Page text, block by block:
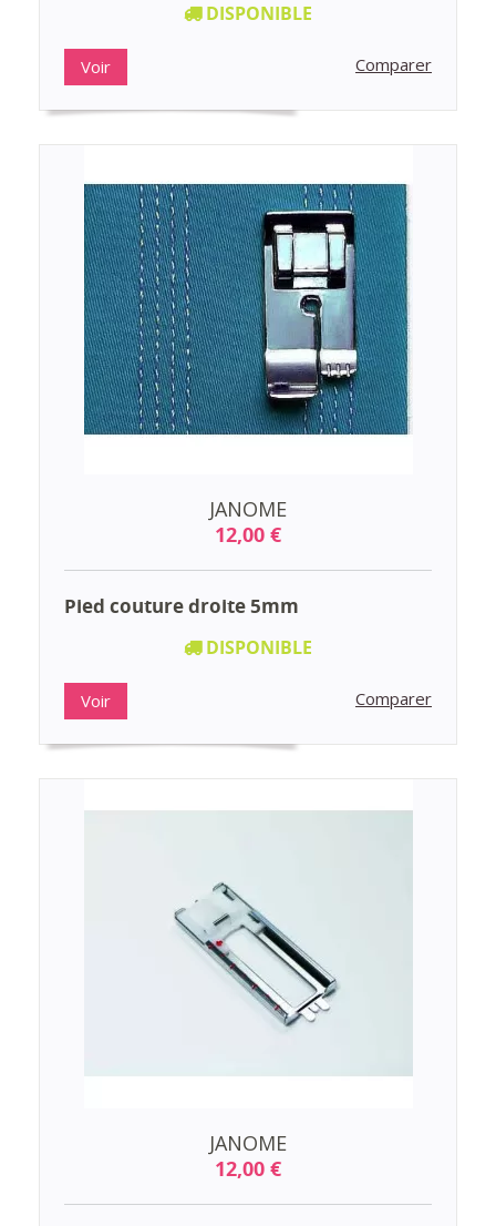
DISPONIBLE
Voir Comparer
JANOME
12,00 €
Pied couture droite 5mm
DISPONIBLE
Voir Comparer
JANOME
12,00 €